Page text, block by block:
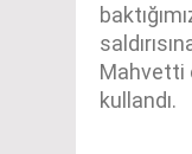
Mahvetti
kullandı.